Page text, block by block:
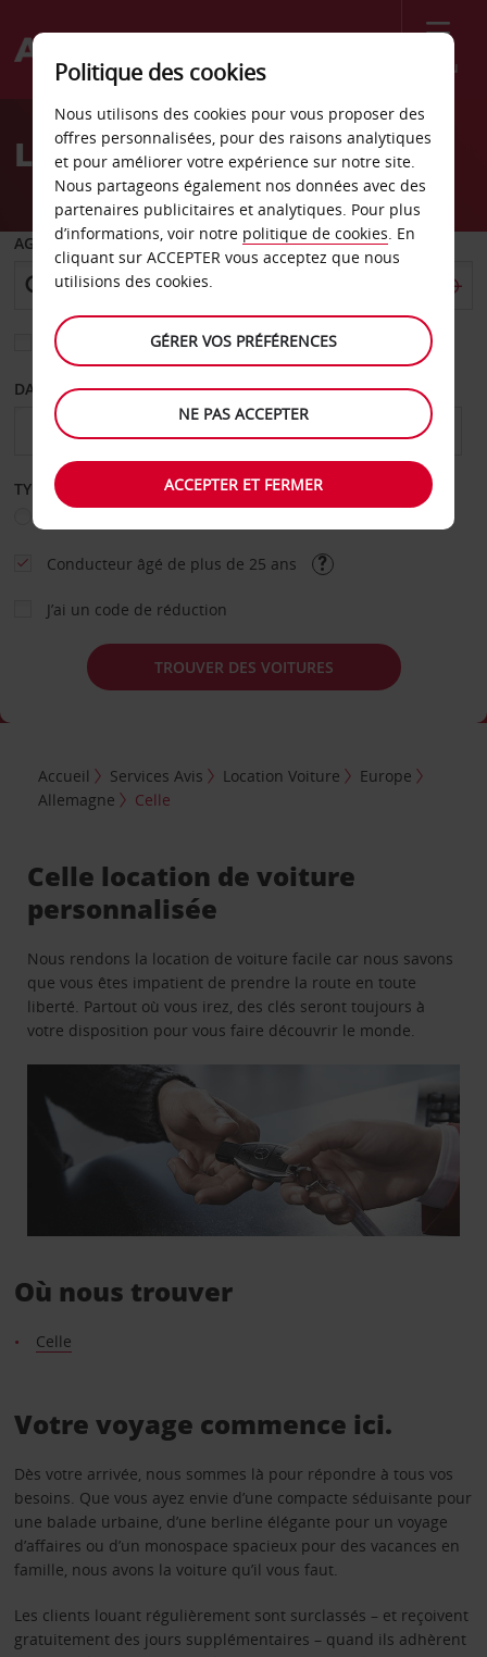
Menu
Welcome
AvisLocation de voiture Celle
AGENCE DE DÉPART
Sélectionnez une autre agence de retour
DATE DE DÉPART DATE DE RETOUR
TYPE DE LOCATION
Conducteur âgé de plus de 25 ans
J’ai un code de réduction
TROUVER DES VOITURES
Accueil Services Avis Location Voiture
Europe
Allemagne
Celle
Celle location de voiture
personnalisée
Nous rendons la location de voiture facile car nous savons
que vous êtes impatient de prendre la route en toute
liberté. Partout où vous irez, des clés seront toujours à
votre disposition pour vous faire découvrir le monde.
Où nous trouver
Celle
Votre voyage commence ici.
Dès votre arrivée, nous sommes là pour répondre à tous vos
besoins. Que vous ayez envie d’une compacte séduisante pour
une balade urbaine, d’une berline élégante pour un voyage
d’affaires ou d’un monospace spacieux pour des vacances en
famille, nous avons la voiture qu’il vous faut.
Les clients louant régulièrement sont surclassés – et reçoivent
gratuitement des jours supplémentaires – quand ils adhèrent
Politique des cookies
Nous utilisons des cookies pour vous proposer des
offres personnalisées, pour des raisons analytiques
et pour améliorer votre expérience sur notre site.
Nous partageons également nos données avec des
partenaires publicitaires et analytiques. Pour plus
d’informations, voir notre politique de cookies. En
cliquant sur ACCEPTER vous acceptez que nous
utilisions des cookies.
GÉRER VOS PRÉFÉRENCES
NE PAS ACCEPTER
ACCEPTER ET FERMER